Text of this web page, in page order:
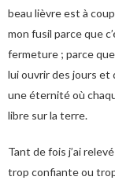
beau lièvre est à
mon fusil parce que
fermeture ; parce
lui ouvrir des jours et
une éternité où
libre sur la terre.
Tant de fois j’ai
trop confiante ou